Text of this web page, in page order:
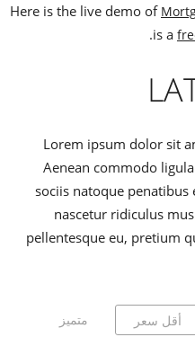
Here is the live demo of
is a
.
Lorem ipsum dolor sit
Aenean commodo
sociis natoque
nascetur ridiculus
pellentesque eu, pretium
أقل سعر متميز